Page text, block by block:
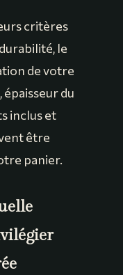
critères
le
de votre
du
inclus et
être
panier.